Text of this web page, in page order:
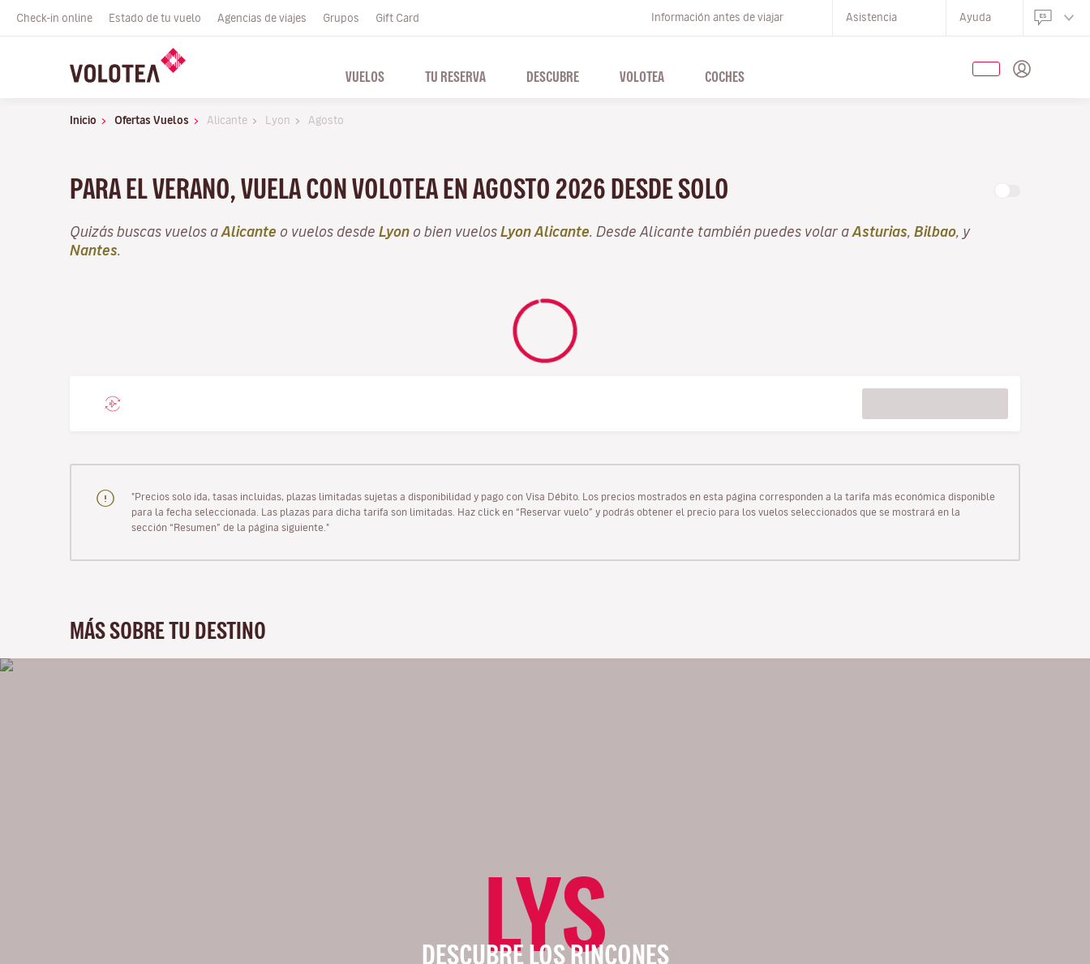
Check-in online Estado de tu vuelo Agencias de viajes Grupos Gift Card Información antes de viajar Asistencia Ayuda
VUELOS TU RESERVA DESCUBRE VOLOTEA COCHES
Inicio Ofertas Vuelos Alicante Lyon Agosto
PARA EL VERANO, VUELA CON VOLOTEA EN AGOSTO 2026 DESDE SOLO
Quizás buscas vuelos a Alicante o vuelos desde Lyon o bien vuelos Lyon Alicante . Desde Alicante también puedes volar a Asturias Bilbao , y
Nantes
"Precios solo ida, tasas incluidas, plazas limitadas sujetas a disponibilidad y pago con Visa Débito. Los precios mostrados en esta página corresponden a la tarifa más económica disponible
para la fecha seleccionada. Las plazas para dicha tarifa son limitadas. Haz click en “Reservar vuelo” y podrás obtener el precio para los vuelos seleccionados que se mostrará en la
sección “Resumen” de la página siguiente."
MÁS SOBRE TU DESTINO
LYS
DESCUBRE LOS RINCONES